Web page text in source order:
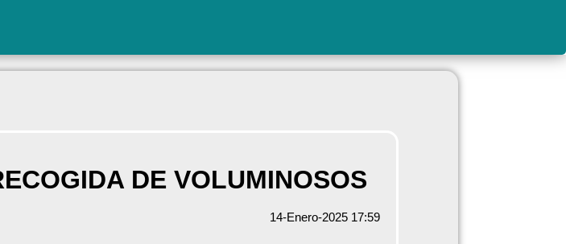
DE VOLUMINOSOS
14-Enero-2025 17:59